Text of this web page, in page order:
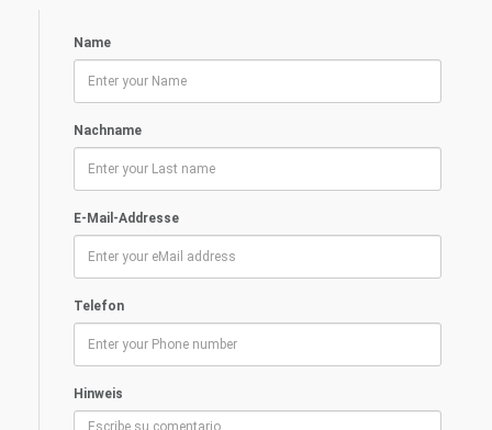
Name
Nachname
E-Mail-Addresse
Telefon
Hinweis